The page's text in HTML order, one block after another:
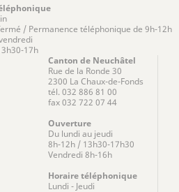
/ Permanence téléphonique de 9h-12h
17h
Canton de Neuchâtel
Rue de la Ronde 30
2300 La Chaux-de-Fonds
tél. 032 886 81 00
fax 032 722 07 44
Ouverture
Du lundi au jeudi
8h-12h / 13h30-17h30
Vendredi 8h-16h
Horaire téléphonique
Lundi - Jeudi